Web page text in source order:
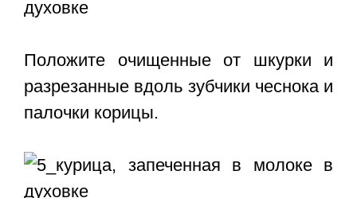
Положите очищенные от шкурки и
разрезанные вдоль зубчики чеснока и
палочки корицы.